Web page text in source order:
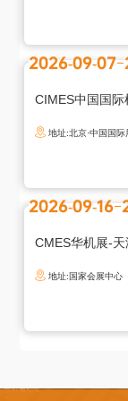
2026-09-07
CIMES中国国
地址:北京·中国国
2026-09-16
CMES华机展-
地址:国家会展中心